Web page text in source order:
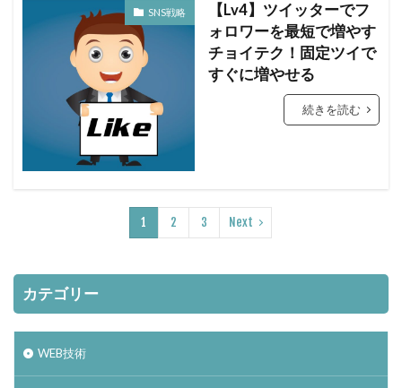
SNS戦略
【Lv4】ツイッターでフ
ォロワーを最短で増やす
チョイテク！固定ツイで
すぐに増やせる
続きを読む
1 2 3 Next
カテゴリー
WEB技術